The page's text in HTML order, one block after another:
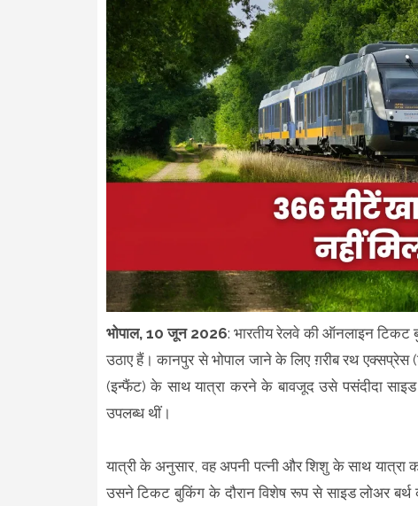
भोपाल, 10 जून 2026: भारतीय रेलवे की ऑनलाइन टिकट
उठाए हैं। कानपुर से भोपाल जाने के लिए ग़रीब रथ
(इन्फैंट) के साथ यात्रा करने के बावजूद उसे पसंदीदा
उपलब्ध थीं।
यात्री के अनुसार, वह अपनी पत्नी और शिशु के साथ
उसने टिकट बुकिंग के दौरान विशेष रूप से साइड लोअर